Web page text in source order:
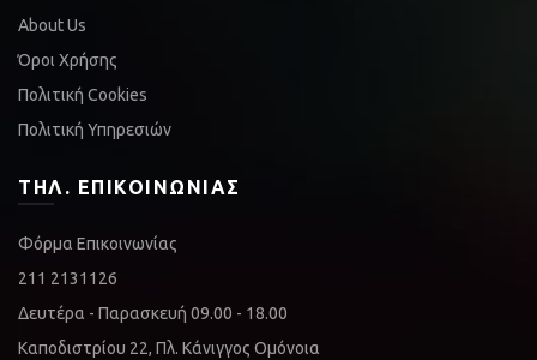
About Us
Όροι Χρήσης
Πολιτική Cookies
Πολιτική Υπηρεσιών
ΤΗΛ. ΕΠΙΚΟΙΝΩΝΊΑΣ
Φόρμα Επικοινωνίας
211 2131126
Δευτέρα - Παρασκευή 09.00 - 18.00
Καποδιστρίου 22, Πλ. Κάνιγγος Ομόνοια